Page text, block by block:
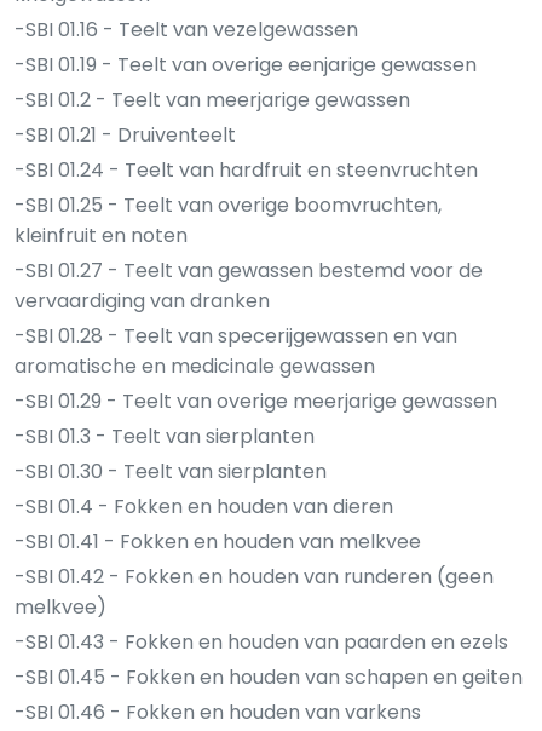
-SBI 01.16 - Teelt van vezelgewassen
-SBI 01.19 - Teelt van overige eenjarige gewassen
-SBI 01.2 - Teelt van meerjarige gewassen
-SBI 01.21 - Druiventeelt
-SBI 01.24 - Teelt van hardfruit en steenvruchten
-SBI 01.25 - Teelt van overige boomvruchten,
kleinfruit en noten
-SBI 01.27 - Teelt van gewassen bestemd voor de
vervaardiging van dranken
-SBI 01.28 - Teelt van specerijgewassen en van
aromatische en medicinale gewassen
-SBI 01.29 - Teelt van overige meerjarige gewassen
-SBI 01.3 - Teelt van sierplanten
-SBI 01.30 - Teelt van sierplanten
-SBI 01.4 - Fokken en houden van dieren
-SBI 01.41 - Fokken en houden van melkvee
-SBI 01.42 - Fokken en houden van runderen (geen
melkvee)
-SBI 01.43 - Fokken en houden van paarden en ezels
-SBI 01.45 - Fokken en houden van schapen en geiten
-SBI 01.46 - Fokken en houden van varkens